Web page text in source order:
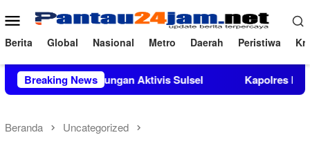
ke
konten
Menu
Mobile
Berita Global Nasional Metro Daerah Peristiwa
Breaking News
Dukungan Aktivis Sulsel Kapolres Polewali Mandar
Beranda Uncategorized